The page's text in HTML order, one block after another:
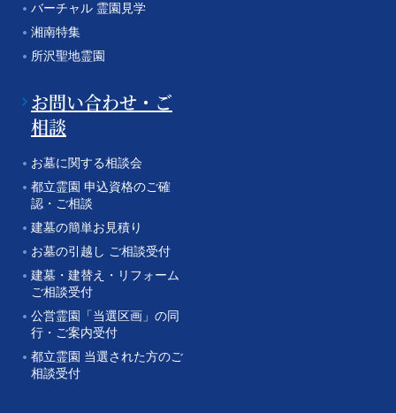
バーチャル 霊園見学
湘南特集
所沢聖地霊園
お問い合わせ・ご
相談
お墓に関する相談会
都立霊園 申込資格のご確
認・ご相談
建墓の簡単お見積り
お墓の引越し ご相談受付
建墓・建替え・リフォーム
ご相談受付
公営霊園「当選区画」の同
行・ご案内受付
都立霊園 当選された方のご
相談受付